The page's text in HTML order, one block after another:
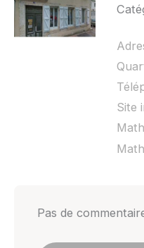
Site
Pas de